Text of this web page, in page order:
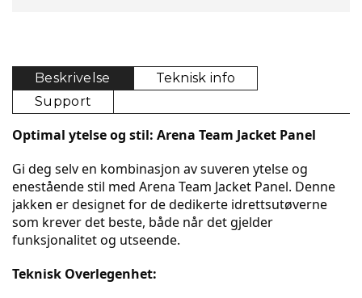
Beskrivelse
Teknisk info
Support
Optimal ytelse og stil: Arena Team Jacket Panel
Gi deg selv en kombinasjon av suveren ytelse og
enestående stil med Arena Team Jacket Panel. Denne
jakken er designet for de dedikerte idrettsutøverne
som krever det beste, både når det gjelder
funksjonalitet og utseende.
Teknisk Overlegenhet: